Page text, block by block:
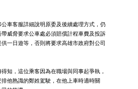
車客服詳細說明原委及後續處理方式，仍
威脅要求公車處必須賠償計程車費及投訴
一日遊等，否則將要求高雄市政府對公司
知，這位乘客因為在職場與同事起爭執，
他熟識的鄭姓駕駛，在他上車時適時關